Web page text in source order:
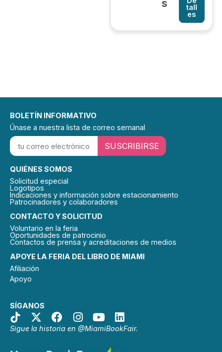
s
tall
es
APOYE LA FERIA DEL LIBRO DE MIAMI
Afiliación
Apoyo
SÍGANOS
Sigue la historia en @MiamiBookFair.
CONTACTO Y SOLICITUD
Voluntario en la feria
Oportunidades de patrocinio
Contactos de prensa y acreditaciones de medios
QUIÉNES SOMOS
Solicitud especial
Logotipos
Indicaciones y información sobre estacionamiento
Patrocinadores y colaboradores
BOLETÍN INFORMATIVO
Únase a nuestra lista de correo semanal
SUSCRIBIRSE